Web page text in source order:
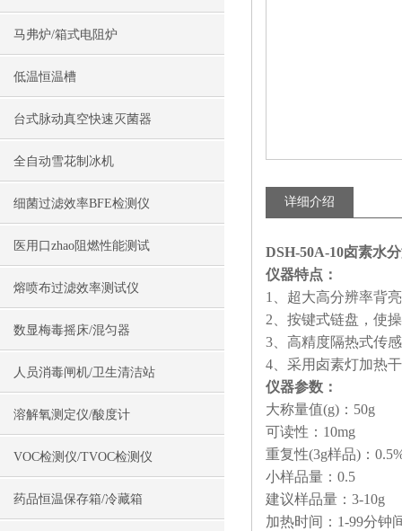
马弗炉/箱式电阻炉
低温恒温槽
台式脉动真空快速灭菌器
全自动雪花制冰机
细菌过滤效率BFE检测仪
医用口zhao阻燃性能测试
熔喷布过滤效率测试仪
数显梅毒摇床/混匀器
人员消毒闸机/卫生清洁站
溶解氧测定仪/酸度计
VOC检测仪/TVOC检测仪
药品恒温保存箱/冷藏箱
详细介绍
DSH-50A-10卤素水
仪器特点：
1、超大高分辨率背
2、按键式链盘，使
3、高精度隔热式传
4、采用卤素灯加热
仪器参数：
大称量值(g)：50g
可读性：10mg
重复性(3g样品)：
小样品量：0.5
建议样品量：3-10g
加热时间：1-99分钟